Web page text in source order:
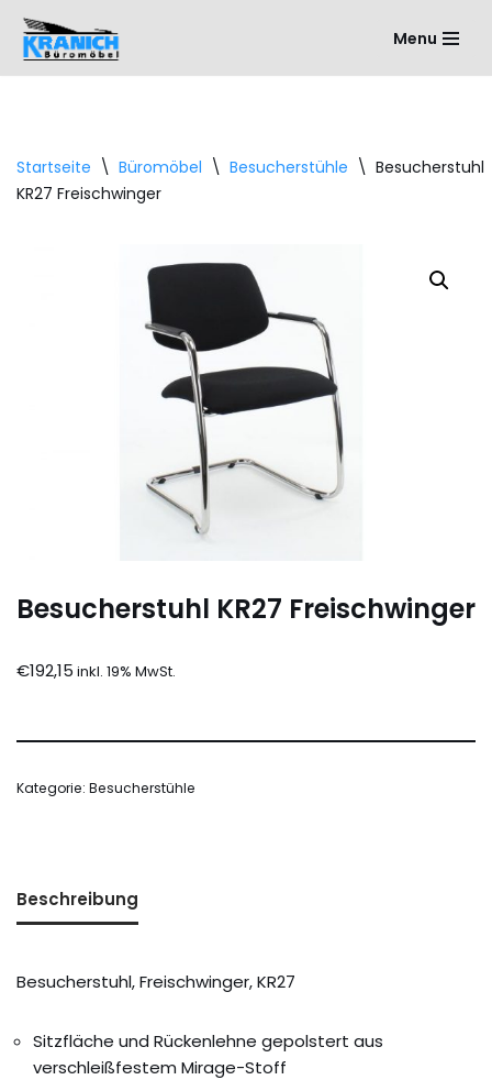
Zum
Menu
Startseite \ Büromöbel \ Besucherstühle \ Besucherstuhl
KR27 Freischwinger
Besucherstuhl KR27 Freischwinger
€192,15
Kategorie: Besucherstühle
Beschreibung
Besucherstuhl, Freischwinger, KR27
Sitzfläche und Rückenlehne gepolstert aus
verschleißfestem Mirage-Stoff